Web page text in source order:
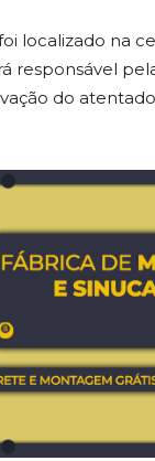
localizado na
responsável
do